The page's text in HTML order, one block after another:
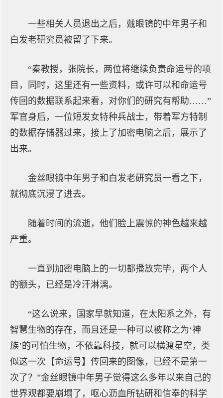
一些相关人员退出之后，戴眼镜的中年男子和
白发老研究员被留了下来。
“秦教授，张院长，两位将继续负责命运号的项
目，同时，这里还有一些资料，或许可以和命运号
传回的数据联系起来看，对你们的研究有帮助……”
军官身后，一位短发女特种兵战士，带着军方特制
的数据存储器过来，接上了加密电脑之后，展示了
出来。
金丝眼镜中年男子和白发老研究员一看之下，
就彻底沉浸了进去。
随着时间的流逝，他们脸上震惊的神色越来越
严重。
一直到加密电脑上的一切都播放完毕，两个人
的额头，已经是冷汗淋漓。
“这么说来，国家早就知道，在太阳系之外，有
智慧生物的存在，而且还是一种可以被称之为‘神
族’的可怕生物，不依靠科技，就可以横渡星空，类
似这一次【命运号】传回来的图像，已经不是第一
次了？”金丝眼镜中年男子觉得这么多年以来自己的
世界观都要崩塌了，呕心沥血所钻研和信奉的科学